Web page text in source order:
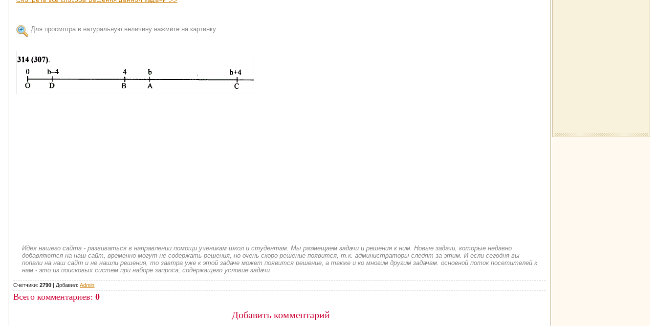
Для просмотра в натуральную величину нажмите на картинку
Идея нашего сайта - развиваться в направлении помощи ученикам школ и студентам. Мы размещаем задачи и решения к ним. Новые задачи, которые недавно
добавляются на наш сайт, временно могут не содержать решения, но очень скоро решение появится, т.к. администраторы следят за этим. И если сегодня вы
попали на наш сайт и не нашли решения, то завтра уже к этой задаче может появится решение, а также и ко многим другим задачам. основной поток посетителей к
нам - это из поисковых систем при наборе запроса, содержащего условие задачи
Счетчики:2790 | Добавил:Admin
Всего комментариев:0
Добавить комментарий